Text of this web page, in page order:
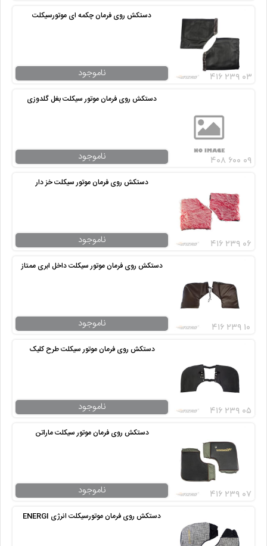
دستکش روی فرمان چکمه ای موتورسیکلت
ناموجود ۴۱۶ ۲۳۹ ۰۳
دستکش روی فرمان موتور سیکلت بغل گلدوزی
ناموجود ۴۰۸ ۶۰۰ ۰۹
دستکش روی فرمان موتور سیکلت خز دار
ناموجود ۴۱۶ ۲۳۹ ۰۶
دستکش روی فرمان موتور سیکلت داخل ابری ممتاز
ناموجود ۴۱۶ ۲۳۹ ۱۰
دستکش روی فرمان موتور سیکلت طرح کلیک
ناموجود ۴۱۶ ۲۳۹ ۰۵
دستکش روی فرمان موتور سیکلت ماراتن
ناموجود ۴۱۶ ۲۳۹ ۰۷
دستکش روی فرمان موتورسیکلت انرژی ENERGI